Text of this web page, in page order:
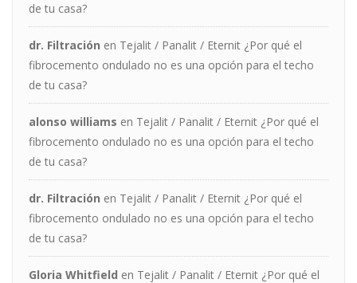
de tu casa?
dr. Filtración en Tejalit / Panalit / Eternit ¿Por qué el
fibrocemento ondulado no es una opción para el techo
de tu casa?
alonso williams en Tejalit / Panalit / Eternit ¿Por qué el
fibrocemento ondulado no es una opción para el techo
de tu casa?
dr. Filtración en Tejalit / Panalit / Eternit ¿Por qué el
fibrocemento ondulado no es una opción para el techo
de tu casa?
Gloria Whitfield en Tejalit / Panalit / Eternit ¿Por qué el